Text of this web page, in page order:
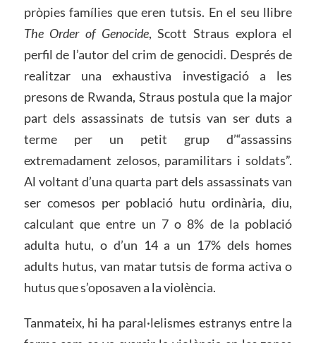
pròpies famílies que eren tutsis. En el seu llibre
The Order of Genocide, Scott Straus explora el
perfil de l’autor del crim de genocidi. Després de
realitzar una exhaustiva investigació a les
presons de Rwanda, Straus postula que la major
part dels assassinats de tutsis van ser duts a
terme per un petit grup d’“assassins
extremadament zelosos, paramilitars i soldats”.
Al voltant d’una quarta part dels assassinats van
ser comesos per població hutu ordinària, diu,
calculant que entre un 7 o 8% de la població
adulta hutu, o d’un 14 a un 17% dels homes
adults hutus, van matar tutsis de forma activa o
hutus que s’oposaven a la violència.
Tanmateix, hi ha paral·lelismes estranys entre la